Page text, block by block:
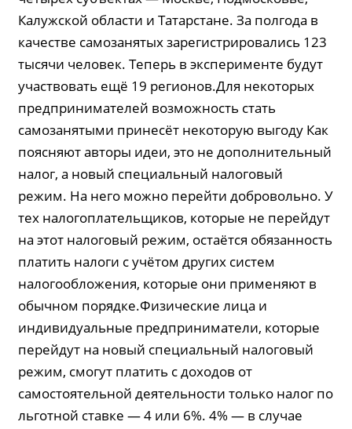
Калужской области и Татарстане. За полгода в
качестве самозанятых зарегистрировались 123
тысячи человек. Теперь в эксперименте будут
участвовать ещё 19 регионов.Для некоторых
предпринимателей возможность стать
самозанятыми принесёт некоторую выгоду Как
поясняют авторы идеи, это не дополнительный
налог, а новый специальный налоговый
режим. На него можно перейти добровольно. У
тех налогоплательщиков, которые не перейдут
на этот налоговый режим, остаётся обязанность
платить налоги с учётом других систем
налогообложения, которые они применяют в
обычном порядке.Физические лица и
индивидуальные предприниматели, которые
перейдут на новый специальный налоговый
режим, смогут платить с доходов от
самостоятельной деятельности только налог по
льготной ставке — 4 или 6%. 4% — в случае